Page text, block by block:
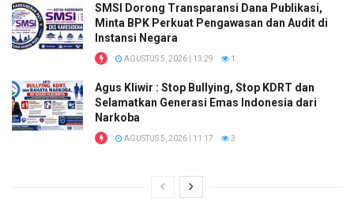
SMSI Dorong Transparansi Dana Publikasi,
Minta BPK Perkuat Pengawasan dan Audit di
Instansi Negara
AGUSTUS 5, 2026 | 13:29 1
Agus Kliwir : Stop Bullying, Stop KDRT dan
Selamatkan Generasi Emas Indonesia dari
Narkoba
AGUSTUS 5, 2026 | 11:17 3